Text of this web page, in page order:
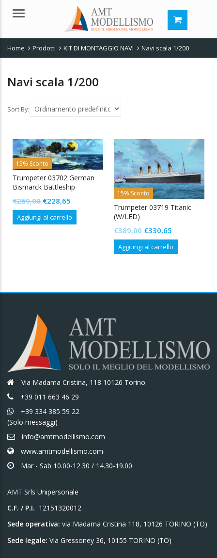
Menu
Home Prodotti KIT DI MONTAGGIO NAVI Navi scala 1/200
Navi scala 1/200
Sort By:
15% Sconto
Trumpeter 03702 German
Bismarck Battleship
€269,00 Il
prezzo
originale
€228,65
prezzo
attuale
Aggiungi al carrello
15% Sconto
Trumpeter 03719 Titanic
(W/LED)
€389,00 Il
prezzo
originale
€330,65
prezzo
attuale
Aggiungi al carrello
Via Madama Cristina, 118 10126 Torino
+39 011 663 46 29
+39 334 385 59 22
(Solo messaggi)
info@amtmodellismo.com
www.amtmodellismo.com
Mar - Sab 10.00-12.30 / 14.30-19.00
AMT Srls Unipersonale
C.F. / P.I. 12151320012
Sede operativa: via Madama Cristina 118, 10126 TORINO (TO)
Sede legale: Via Gressoney 36, 10155 TORINO (TO)